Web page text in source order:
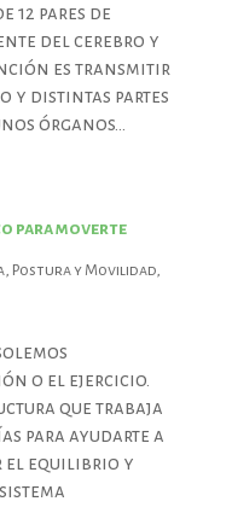
12 pares de
del cerebro y
es transmitir
y distintas partes
órganos...
para moverte
, Postura y Movilidad,
o el ejercicio.
que trabaja
para ayudarte a
el equilibrio y